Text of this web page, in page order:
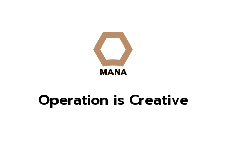
Operation is Creative